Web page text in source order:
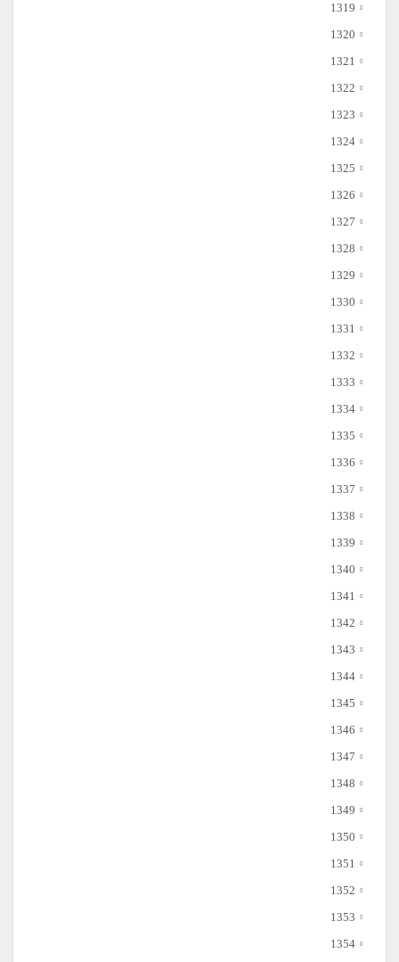
1319
1320
1321
1322
1323
1324
1325
1326
1327
1328
1329
1330
1331
1332
1333
1334
1335
1336
1337
1338
1339
1340
1341
1342
1343
1344
1345
1346
1347
1348
1349
1350
1351
1352
1353
1354